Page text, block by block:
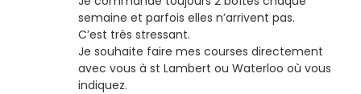
semaine et parfois elles n’arrivent pas.
C’est très stressant.
Je souhaite faire mes courses directement
avec vous à st Lambert ou Waterloo où vous
indiquez.